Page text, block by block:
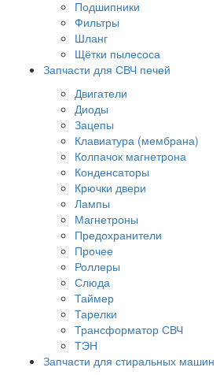
Подшипники
Фильтры
Шланг
Щётки пылесоса
Запчасти для СВЧ печей
Двигатели
Диоды
Зацепы
Клавиатура (мембрана)
Колпачок магнетрона
Конденсаторы
Крючки двери
Лампы
Магнетроны
Предохранители
Прочее
Роллеры
Слюда
Таймер
Тарелки
Трансформатор СВЧ
ТЭН
Запчасти для стиральных машин